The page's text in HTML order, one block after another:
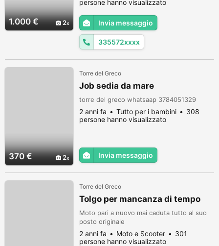
1.000 € 2
persone hanno visualizzato
Invia messaggio
335572xxxx
370 € 2
Torre del Greco
Job sedia da mare
torre del greco whatsaap 3784051329
2 anni fa Tutto per i bambini
308
persone hanno visualizzato
Invia messaggio
Torre del Greco
Tolgo per mancanza di tempo
Moto pari a nuovo mai caduta tutto al suo
posto originale
2 anni fa Moto e Scooter
301
persone hanno visualizzato